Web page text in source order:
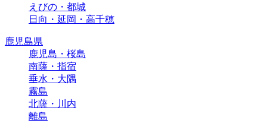
えびの・都城
日向・延岡・高千穂
鹿児島県
鹿児島・桜島
南薩・指宿
垂水・大隅
霧島
北薩・川内
離島